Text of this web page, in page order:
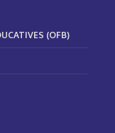
(OFB)